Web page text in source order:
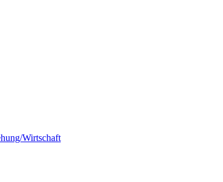
Wirtschaft